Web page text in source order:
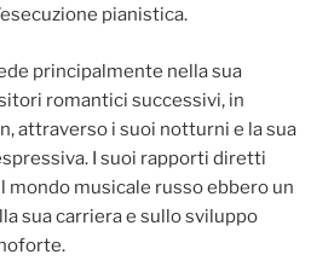
pianistica.
principalmente nella sua
romantici successivi, in
attraverso i suoi notturni e la sua
I suoi rapporti diretti
mondo musicale russo ebbero un
sua carriera e sullo sviluppo